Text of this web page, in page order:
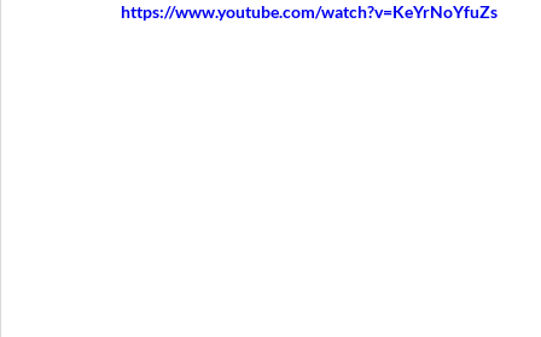
https://www.youtube.com/watch?v=KeYrNoYfuZs